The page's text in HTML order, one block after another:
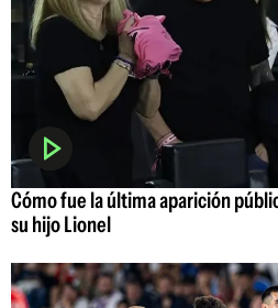
Cómo fue la última aparición
su hijo Lionel